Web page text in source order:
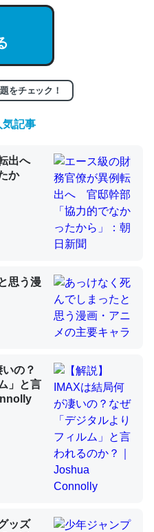
（１） - conceptualization
と英語小説100ページ分
量。進化すればするほど分
察（１） - conceptualization
。知らんかった。調べたら
の600分の1程度。
問題＝「昆虫はなぜ海にいな
酸素も不足してて両方に不
は」とあって面白い。海に
グモ）はカルシウムを使わ
酵素が違うのか？
問題＝「昆虫はなぜ海にいな
をチェック！
気記事
出へ
か
思う漫
の？
」と言
ッズ